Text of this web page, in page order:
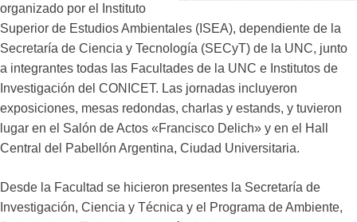
organizado por el Instituto
Superior de Estudios Ambientales (ISEA), dependiente de la
Secretaría de Ciencia y Tecnología (SECyT) de la UNC, junto
a integrantes todas las Facultades de la UNC e Institutos de
Investigación del CONICET. Las jornadas incluyeron
exposiciones, mesas redondas, charlas y estands, y tuvieron
lugar en el Salón de Actos «Francisco Delich» y en el Hall
Central del Pabellón Argentina, Ciudad Universitaria.
Desde la Facultad se hicieron presentes la Secretaría de
Investigación, Ciencia y Técnica y el Programa de Ambiente,